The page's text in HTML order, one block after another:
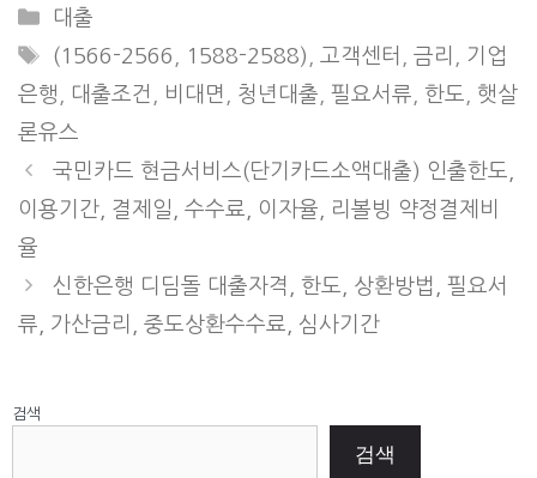
Categories
대출
Tags
(1566-2566 1588-2588) 고객센터 금리
기업
은행
대출조건 비대면 청년대출 필요서류 한도
햇살
론유스
국민카드 현금서비스(단기카드소액대출) 인출한도,
이용기간, 결제일, 수수료, 이자율, 리볼빙 약정결제비
율
신한은행 디딤돌 대출자격, 한도, 상환방법, 필요서
류, 가산금리, 중도상환수수료, 심사기간
검색
검색